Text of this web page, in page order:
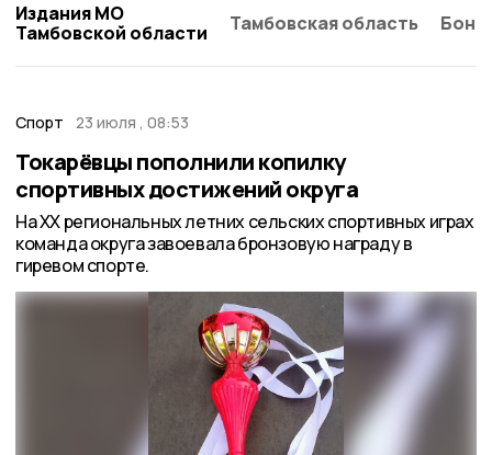
Издания МО
Тамбовской области
Тамбовская область
Спорт 23 июля , 08:53
Токарёвцы пополнили копилку
спортивных достижений округа
На XX региональных летних сельских спортивных играх
команда округа завоевала бронзовую награду в
гиревом спорте.